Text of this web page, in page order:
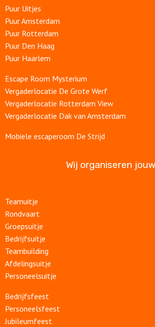
Puur Uitjes
Puur Amsterdam
Puur Rotterdam
Puur Den Haag
Puur Haarlem
Escape Room Mysterium
Vergaderlocatie De Grote Werf
Vergaderlocatie Rotterdam View
Vergaderlocatie Dak van Amsterdam
Mobiele escaperoom De Strijd
Wij organiseren jouw
Teamuitje
Rondvaart
Groepsuitje
Bedrijfsuitje
Teambuilding
Afdelingsuitje
Personeelsuitje
Bedrijfsfeest
Personeelsfeest
Jubileumfeest